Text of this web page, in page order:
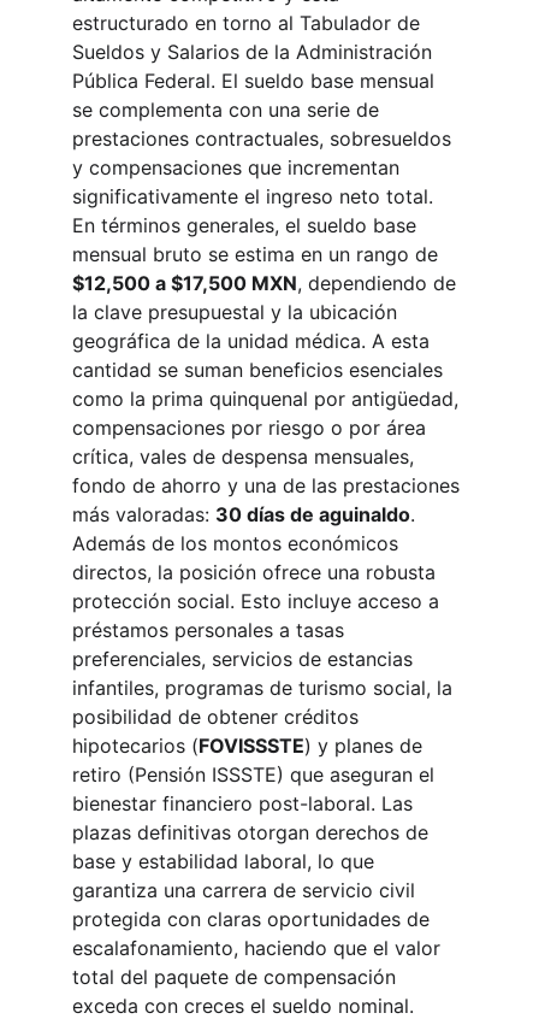
estructurado en torno al Tabulador de
Sueldos y Salarios de la Administración
Pública Federal. El sueldo base mensual
se complementa con una serie de
prestaciones contractuales, sobresueldos
y compensaciones que incrementan
significativamente el ingreso neto total.
En términos generales, el sueldo base
mensual bruto se estima en un rango de
$12,500 a $17,500 MXN, dependiendo de
la clave presupuestal y la ubicación
geográfica de la unidad médica. A esta
cantidad se suman beneficios esenciales
como la prima quinquenal por antigüedad,
compensaciones por riesgo o por área
crítica, vales de despensa mensuales,
fondo de ahorro y una de las prestaciones
más valoradas: 30 días de aguinaldo.
Además de los montos económicos
directos, la posición ofrece una robusta
protección social. Esto incluye acceso a
préstamos personales a tasas
preferenciales, servicios de estancias
infantiles, programas de turismo social, la
posibilidad de obtener créditos
hipotecarios (FOVISSSTE) y planes de
retiro (Pensión ISSSTE) que aseguran el
bienestar financiero post-laboral. Las
plazas definitivas otorgan derechos de
base y estabilidad laboral, lo que
garantiza una carrera de servicio civil
protegida con claras oportunidades de
escalafonamiento, haciendo que el valor
total del paquete de compensación
exceda con creces el sueldo nominal.